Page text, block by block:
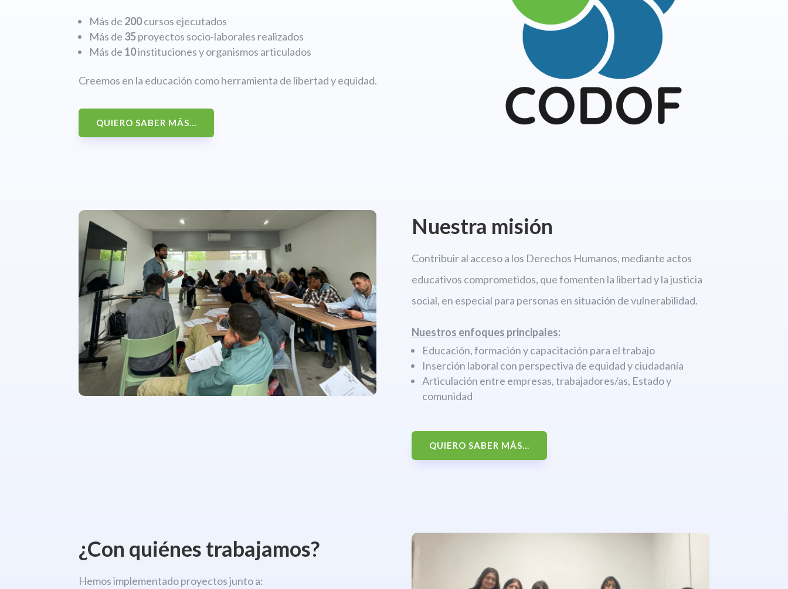
Más de 200cursos ejecutados
Más de 35proyectos socio-laborales realizados
Más de 10instituciones y organismos articulados
Creemos en la educación como herramienta de libertad y equidad.
QUIERO SABER MÁS...
Nuestra misión
Contribuir al acceso a los Derechos Humanos, mediante actos
educativos comprometidos, que fomenten la libertady la justicia
social, en especial para personas en situación de vulnerabilidad.
Nuestros enfoques principales:
Educación, formación y capacitación para el trabajo
Inserción laboral con perspectiva de equidad y ciudadanía
Articulación entre empresas, trabajadores/as, Estado y
comunidad
QUIERO SABER MÁS...
¿Con quiénes trabajamos?
Hemos implementado proyectos junto a: